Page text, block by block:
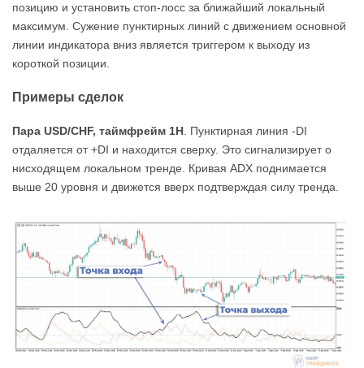
позицию и установить стоп-лосс за ближайший локальный
максимум. Сужение пунктирных линий с движением основной
линии индикатора вниз является триггером к выходу из
короткой позиции.
Примеры сделок
Пара USD/CHF, таймфрейм 1H. Пунктирная линия -DI
отдаляется от +DI и находится сверху. Это сигнализирует о
нисходящем локальном тренде. Кривая ADX поднимается
выше 20 уровня и движется вверх подтверждая силу тренда.